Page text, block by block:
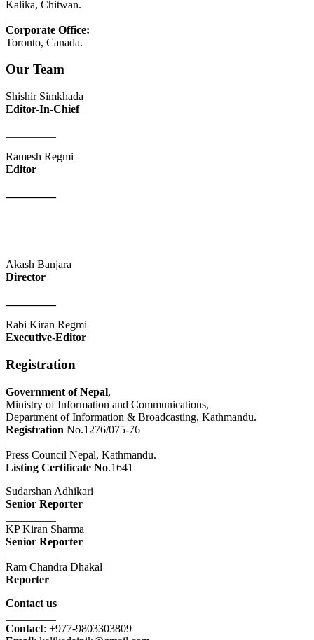
Kalika, Chitwan.
Corporate Office:
Toronto, Canada.
Our Team
Shishir Simkhada
Editor-In-Chief
Ramesh Regmi
Editor
Akash Banjara
Director
Rabi Kiran Regmi
Executive-Editor
Registration
Government of Nepal,
Ministry of Information and Communications,
Department of Information & Broadcasting, Kathmandu.
Registration No.1276/075-76
Press Council Nepal, Kathmandu.
Listing Certificate No.1641
Sudarshan Adhikari
Senior Reporter
KP Kiran Sharma
Senior Reporter
Ram Chandra Dhakal
Reporter
Contact us
Contact: +977-9803303809